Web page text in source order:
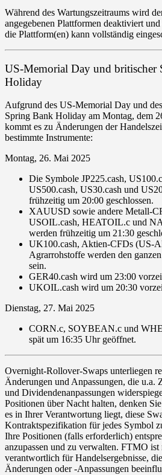
Während des Wartungszeitraums wird
angegebenen Plattformen deaktiviert
die Plattform(en) kann vollständig
US-Memorial Day und britischer
Holiday
Aufgrund des US-Memorial Day und
Spring Bank Holiday am Montag, dem
kommt es zu Änderungen der
bestimmte Instrumente:
Montag, 26. Mai 2025
Die Symbole JP225.cash,
US500.cash, US30.cash und
frühzeitig um 20:00 geschlossen.
XAUUSD sowie andere Metall-
USOIL.cash, HEATOIL.c und
werden frühzeitig um 21 :30
UK100.cash, Aktien-CFDs (US-
Agrarrohstoffe werden den
sein.
GER40.cash wird um 23:00
UKOIL.cash wird um 20:30
Dienstag, 27. Mai 2025
CORN.c, SOYBEAN.c und
spät um 16:35 Uhr geöffnet.
Overnight-Rollover-Swaps unterliegen
Änderungen und Anpassungen, die u.a.
und Dividendenanpassungen
Positionen über Nacht halten, denken
es in Ihrer Verantwortung liegt, diese
Kontraktspezifikation für jedes Symbol
Ihre Positionen (falls erforderlich)
anzupassen und zu verwalten. FTMO ist
verantwortlich für Handelsergebnisse,
Änderungen oder -Anpassungen